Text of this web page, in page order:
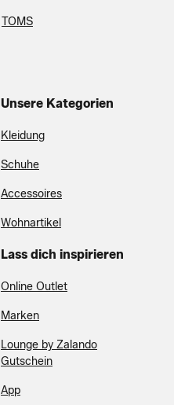
TOMS
Unsere Kategorien
Kleidung
Schuhe
Accessoires
Wohnartikel
Lass dich inspirieren
Online Outlet
Marken
Lounge by Zalando
Gutschein
App